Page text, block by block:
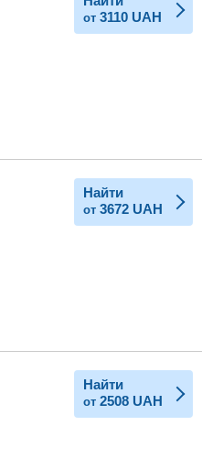
от 3110 UAH
Найти
от 3672 UAH
Найти
от 2508 UAH